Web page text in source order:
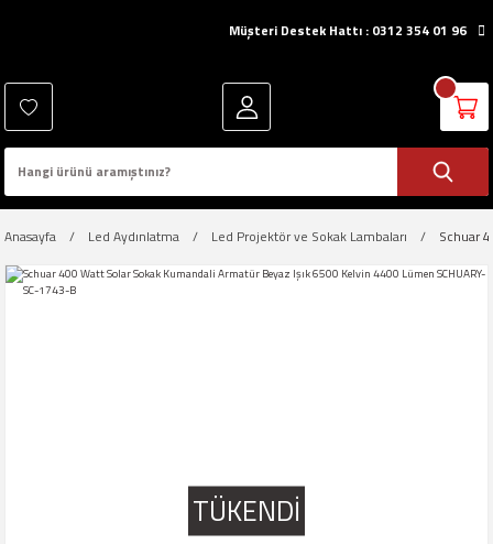
Müşteri Destek Hattı : 0312 354 01 96
Anasayfa Led Aydınlatma Led Projektör ve Sokak Lambaları Schuar
TÜKENDİ